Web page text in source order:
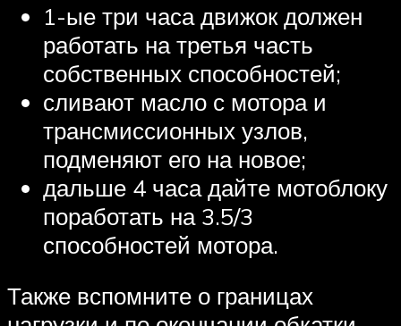
1-ые три часа движок должен
работать на третья часть
собственных способностей;
сливают масло с мотора и
трансмиссионных узлов,
подменяют его на новое;
дальше 4 часа дайте мотоблоку
поработать на 3.5/3
способностей мотора.
Также вспомните о границах